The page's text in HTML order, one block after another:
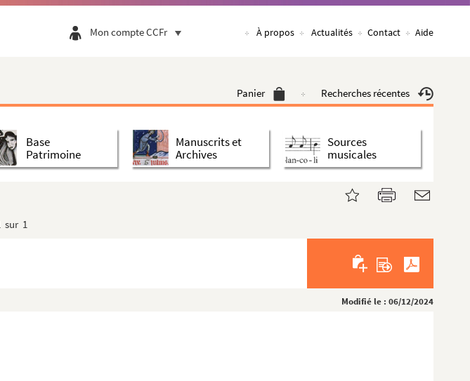
Mon compte CCFr À propos Actualités Contact Aide
Panier Recherches récentes
Base
Patrimoine
Manuscrits et
Archives
Sources
musicales
sur 1
Modifié le : 06/12/2024